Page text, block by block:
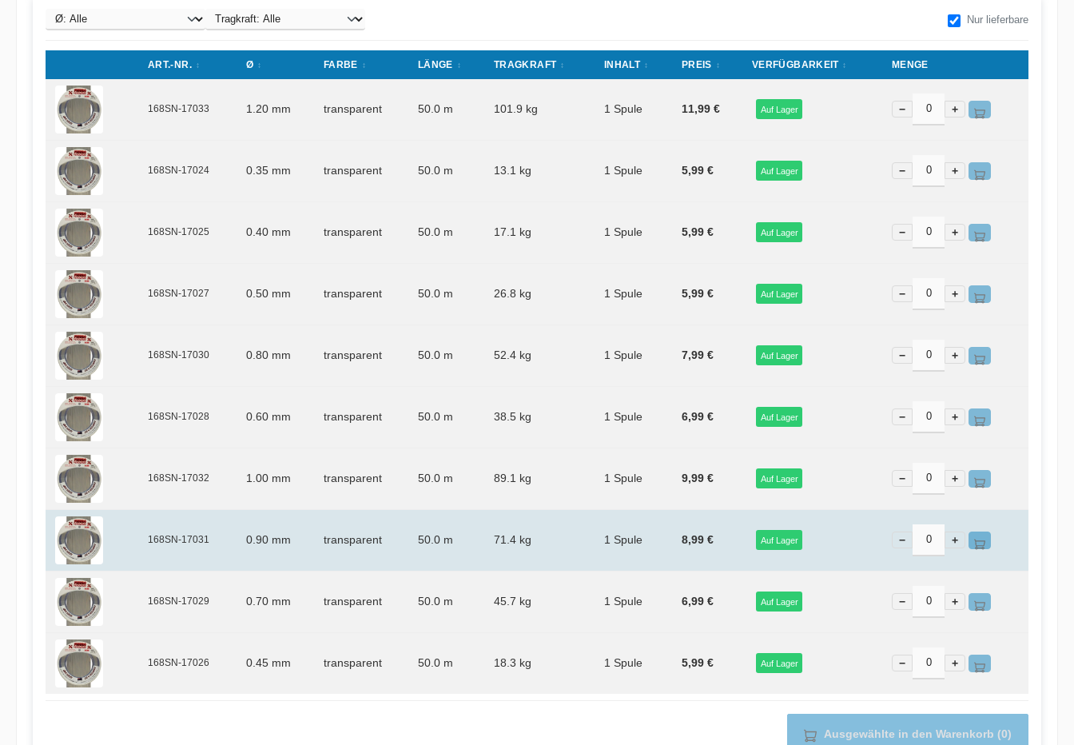
Nur lieferbare
ART.-NR. Ø FARBE LÄNGE TRAGKRAFT INHALT PREIS VERFÜGBARKEIT MENGE
168SN-17033 1.20 mm transparent 50.0 m 101.9 kg 1 Spule 11,99 € Auf Lager − +
168SN-17024 0.35 mm transparent 50.0 m 13.1 kg 1 Spule 5,99 € Auf Lager − +
168SN-17025 0.40 mm transparent 50.0 m 17.1 kg 1 Spule 5,99 € Auf Lager − +
168SN-17027 0.50 mm transparent 50.0 m 26.8 kg 1 Spule 5,99 € Auf Lager − +
168SN-17030 0.80 mm transparent 50.0 m 52.4 kg 1 Spule 7,99 € Auf Lager − +
168SN-17028 0.60 mm transparent 50.0 m 38.5 kg 1 Spule 6,99 € Auf Lager − +
168SN-17032 1.00 mm transparent 50.0 m 89.1 kg 1 Spule 9,99 € Auf Lager − +
168SN-17031 0.90 mm transparent 50.0 m 71.4 kg 1 Spule 8,99 € Auf Lager − +
168SN-17029 0.70 mm transparent 50.0 m 45.7 kg 1 Spule 6,99 € Auf Lager − +
168SN-17026 0.45 mm transparent 50.0 m 18.3 kg 1 Spule 5,99 € Auf Lager − +
Ausgewählte in den Warenkorb (0)